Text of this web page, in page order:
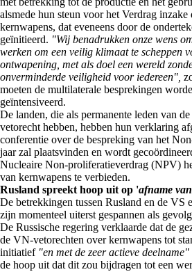
alsmede hun steun voor het Verdrag
kernwapens, dat eveneens door de
geïnitieerd. "Wij benadrukken onze wens
werken om een veilig klimaat te scheppen
ontwapening, met als doel een wereld
onverminderde veiligheid voor iedereen",
moeten de multilaterale besprekingen
geïntensiveerd.
De landen, die als permanente leden van
vetorecht hebben, hebben hun verklaring
conferentie over de bespreking van het
jaar zal plaatsvinden en wordt
Nucleaire Non-proliferatieverdrag (NPV)
van kernwapens te verbieden.
Rusland spreekt hoop uit op 'afname
De betrekkingen tussen Rusland en de VS
zijn momenteel uiterst gespannen als
De Russische regering verklaarde dat de
de VN-vetorechten over kernwapens tot
initiatief "en met de zeer actieve deelname"
de hoop uit dat dit zou bijdragen tot een